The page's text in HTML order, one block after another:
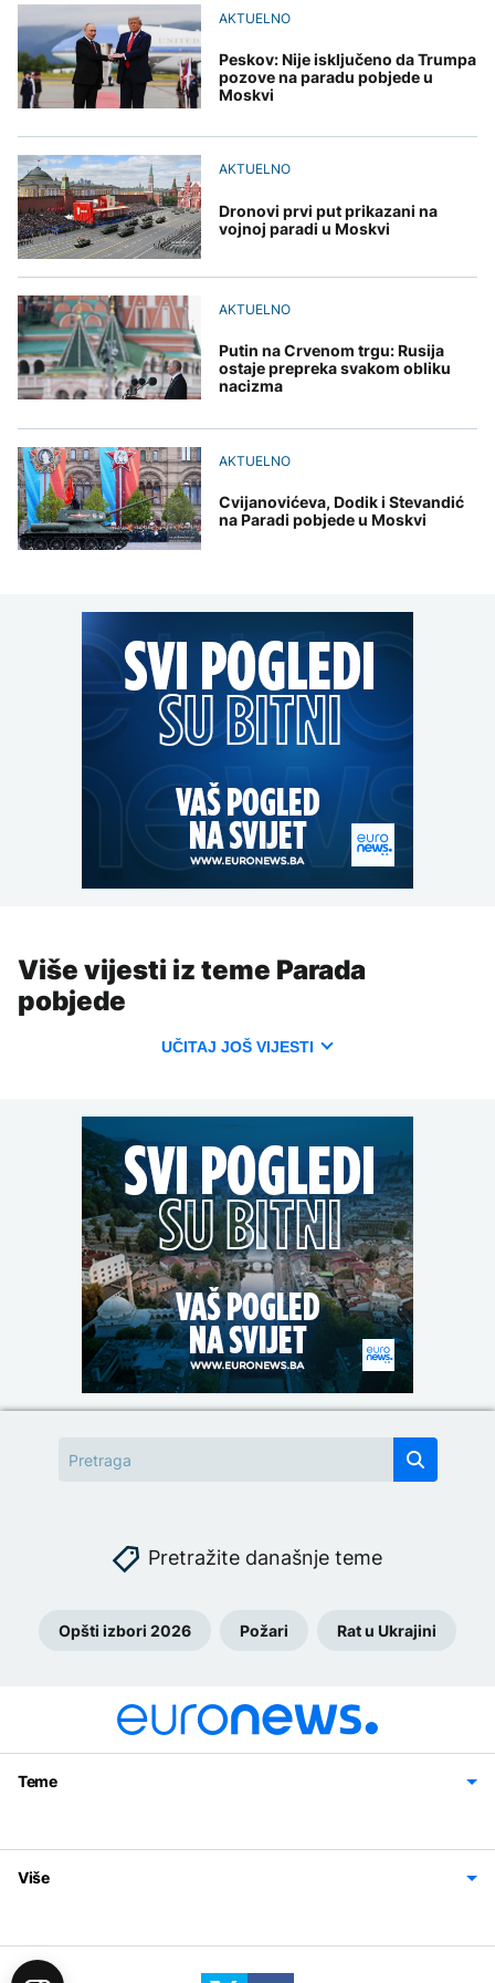
otežava gašenje iz zraka
AKTUELNO
Požar kod Konjica i dalje
otežava gašenje iz zraka
kontrolisala više od 300
plaža zbog nelegalnog
zauzimanja obale
ultimatum Italiji da ukine
FOKUS
Amerikanci
mogao testirati NATO
ograničenim napadom,
djece moraju platiti 942
KULTURA
drevnim piramidama
ZANIMLJIVOSTI
Rihanna radi na novom
AKTUELNO
Peskov: Nije isključeno da Trumpa
pozove na paradu pobjede u
Moskvi
AKTUELNO
Dronovi prvi put prikazani na
vojnoj paradi u Moskvi
AKTUELNO
Putin na Crvenom trgu: Rusija
ostaje prepreka svakom obliku
nacizma
AKTUELNO
Cvijanovićeva, Dodik i Stevandić
na Paradi pobjede u Moskvi
Više vijesti iz teme Parada
pobjede
UČITAJ JOŠ VIJESTI
Pretražite današnje teme
Opšti izbori 2026 Požari Rat u Ukrajini
Teme
Svijet
Sport
Magazin
Više
Politika privatnosti
Uslovi korišćenja